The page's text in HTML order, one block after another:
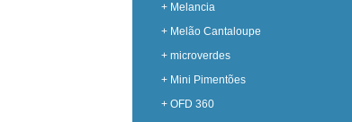
+ Melancia
+ Melão Cantaloupe
+ microverdes
+ Mini Pimentões
+ OFD 360